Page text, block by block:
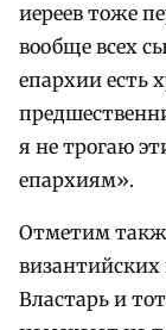
иереев тоже
вообще всех
епархии есть
я не трогаю
епархиям».
Отметим
византийских
Властарь и